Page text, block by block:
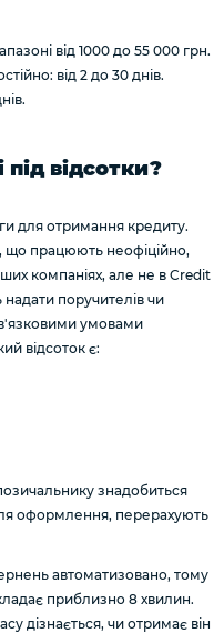
від 1000 до 55 000 грн.
від 2 до 30 днів.
відсотки?
для отримання кредиту.
що працюють неофіційно,
компаніях, але не в Credit
поручителів чи
умовами
відсоток є:
знадобиться
оформлення, перерахують
автоматизовано, тому
приблизно 8 хвилин.
дізнається, чи отримає він